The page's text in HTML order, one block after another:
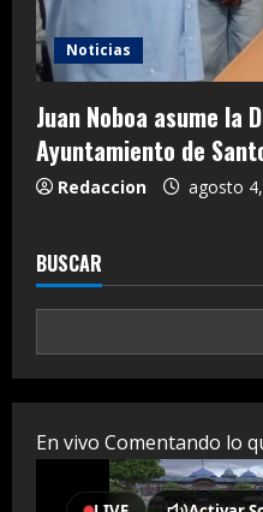
Noticias
Juan Noboa asume la
Ayuntamiento de
Redaccion agosto
BUSCAR
En vivo Comentando lo